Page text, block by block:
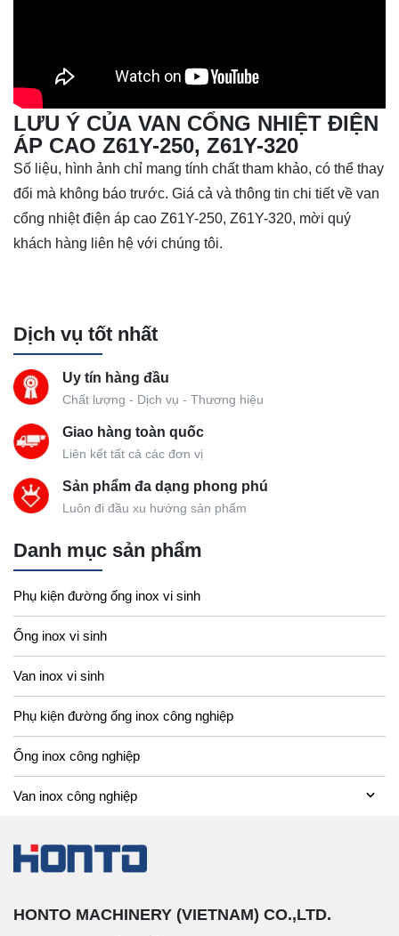
LƯU Ý CỦA VAN CỔNG NHIỆT ĐIỆN
ÁP CAO Z61Y-250, Z61Y-320
Số liệu, hình ảnh chỉ mang tính chất tham khảo, có thể thay
đổi mà không báo trước. Giá cả và thông tin chi tiết về van
cổng nhiệt điện áp cao Z61Y-250, Z61Y-320, mời quý
khách hàng liên hệ với chúng tôi.
Dịch vụ tốt nhất
Uy tín hàng đầu
Chất lượng - Dịch vụ - Thương hiệu
Giao hàng toàn quốc
Liên kết tất cả các đơn vị
Sản phẩm đa dạng phong phú
Luôn đi đầu xu hướng sản phẩm
Danh mục sản phẩm
Phụ kiện đường ống inox vi sinh
Ống inox vi sinh
Van inox vi sinh
Phụ kiện đường ống inox công nghiệp
Ống inox công nghiệp
Van inox công nghiệp
HONTO MACHINERY (VIETNAM) CO.,LTD.